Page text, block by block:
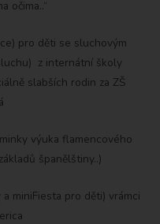
očima..“
pro děti se sluchovým
z internátní školy
slabších rodin za ZŠ
výuka flamencového
španělštiny..)
a miniFiesta pro děti) vrámci